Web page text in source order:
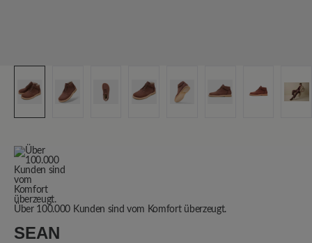
Über 100.000 Kunden sind vom Komfort überzeugt.
SEAN